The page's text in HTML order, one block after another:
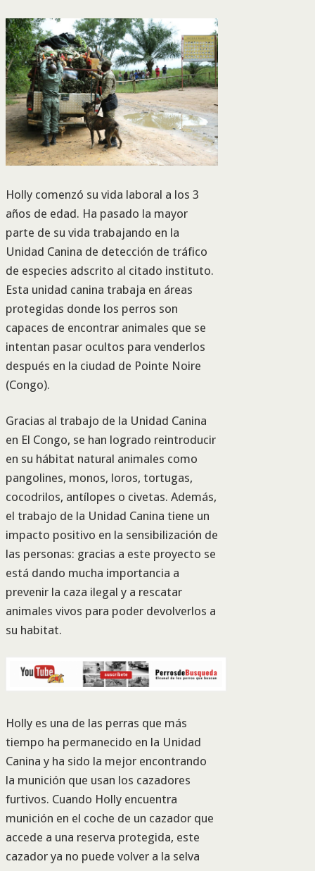
Holly comenzó su vida laboral a los 3
años de edad. Ha pasado la mayor
parte de su vida trabajando en la
Unidad Canina de detección de tráfico
de especies adscrito al citado instituto.
Esta unidad canina trabaja en áreas
protegidas donde los perros son
capaces de encontrar animales que se
intentan pasar ocultos para venderlos
después en la ciudad de Pointe Noire
(Congo).
Gracias al trabajo de la Unidad Canina
en El Congo, se han logrado reintroducir
en su hábitat natural animales como
pangolines, monos, loros, tortugas,
cocodrilos, antílopes o civetas. Además,
el trabajo de la Unidad Canina tiene un
impacto positivo en la sensibilización de
las personas: gracias a este proyecto se
está dando mucha importancia a
prevenir la caza ilegal y a rescatar
animales vivos para poder devolverlos a
su habitat.
Holly es una de las perras que más
tiempo ha permanecido en la Unidad
Canina y ha sido la mejor encontrando
la munición que usan los cazadores
furtivos. Cuando Holly encuentra
munición en el coche de un cazador que
accede a una reserva protegida, este
cazador ya no puede volver a la selva